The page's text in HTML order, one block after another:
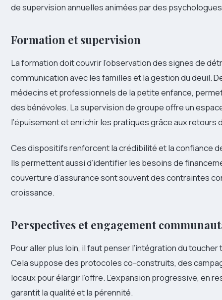
de supervision annuelles animées par des
Formation et supervision
La formation doit couvrir l’observation des signes de
communication avec les familles et la gestion du deuil.
médecins et professionnels de la petite enfance,
des bénévoles. La supervision de groupe offre un
l’épuisement et enrichir les pratiques grâce aux retours
Ces dispositifs renforcent la crédibilité et la confiance
Ils permettent aussi d’identifier les besoins de
couverture d’assurance sont souvent des contraintes
croissance.
Perspectives et engagement
Pour aller plus loin, il faut penser l’intégration du
Cela suppose des protocoles co-construits, des
locaux pour élargir l’offre. L’expansion progressive, en
garantit la qualité et la pérennité.